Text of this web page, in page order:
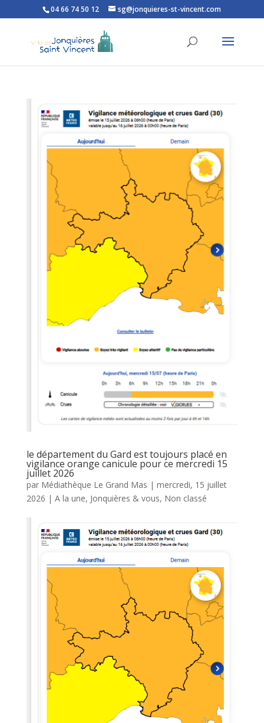
Ouvrir la barre d’outils
04 66 74 50 12 sg@jonquieres-st-vincent.com
le département du Gard est toujours placé en
vigilance orange canicule pour ce mercredi 15
juillet 2026
par Médiathèque Le Grand Mas | mercredi, 15 juillet
2026 | A la une, Jonquières & vous, Non classé